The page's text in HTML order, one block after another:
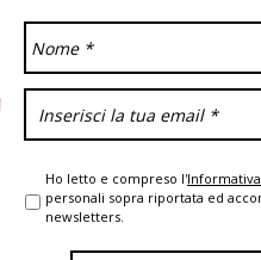
Ho letto e compreso l'Informativa
personali sopra riportata ed
newsletters.